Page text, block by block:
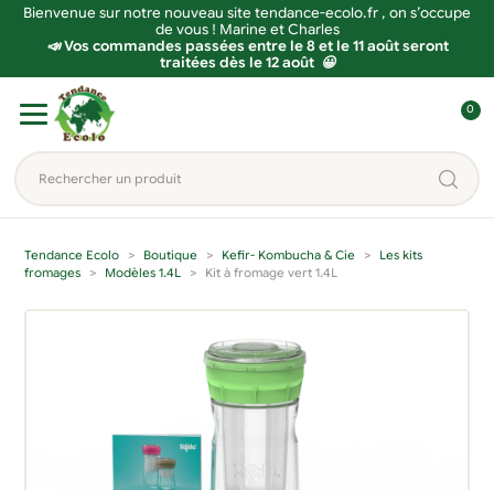
Bienvenue sur notre nouveau site tendance-ecolo.fr , on s’occupe
de vous ! Marine et Charles
📣 Vos commandes passées entre le 8 et le 11 août seront
traitées dès le 12 août 😀
navigation
contenu
Rechercher
un
produit...
o
n
0
Tendance Ecolo Boutique Kefir- Kombucha & Cie
Les kits
fromages
Modèles 1.4L Kit à fromage vert 1.4L